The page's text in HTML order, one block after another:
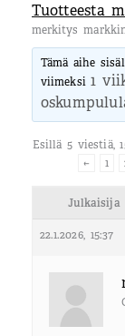
Tuotteesta
merkitys
Tämä aihe
viimeksi1
Esillä 5 viestiä,
←
1
Julkaisija
22.1.2026, 15:37